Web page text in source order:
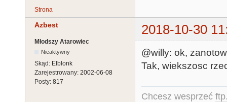
Strona
Azbest 2018-10-30
Młodszy Atarowiec
Nieaktywny
Skąd: Elblonk
Zarejestrowany: 2002-06-08
Posty: 817
@willy: ok,
Tak, wiekszosc
Chcesz wesprzeć